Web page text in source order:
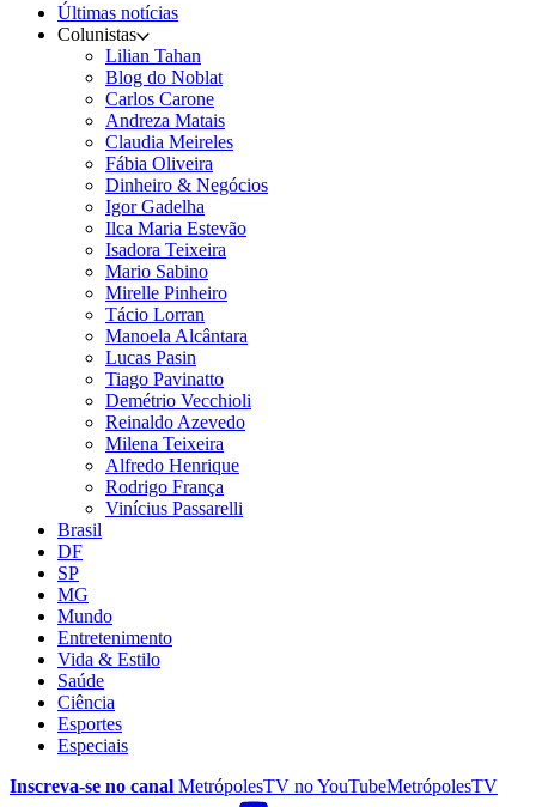
Últimas notícias
Colunistas
Lilian Tahan
Blog do Noblat
Carlos Carone
Andreza Matais
Claudia Meireles
Fábia Oliveira
Dinheiro & Negócios
Igor Gadelha
Ilca Maria Estevão
Isadora Teixeira
Mario Sabino
Mirelle Pinheiro
Tácio Lorran
Manoela Alcântara
Lucas Pasin
Tiago Pavinatto
Demétrio Vecchioli
Reinaldo Azevedo
Milena Teixeira
Alfredo Henrique
Rodrigo França
Vinícius Passarelli
Brasil
DF
SP
MG
Mundo
Entretenimento
Vida & Estilo
Saúde
Ciência
Esportes
Especiais
Inscreva-se no canal MetrópolesTV noYouTubeMetrópolesTV